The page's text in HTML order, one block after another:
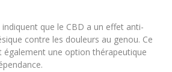
que le CBD a un effet anti-
contre les douleurs au genou. Ce
également une option thérapeutique